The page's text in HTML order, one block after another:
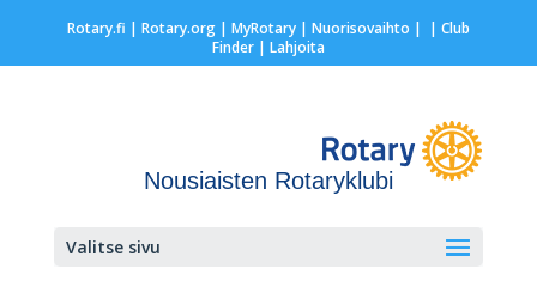
Rotary.fi | Rotary.org| MyRotary | Nuorisovaihto | | Club
Finder| Lahjoita
Nousiaisten Rotaryklubi
Valitse sivu